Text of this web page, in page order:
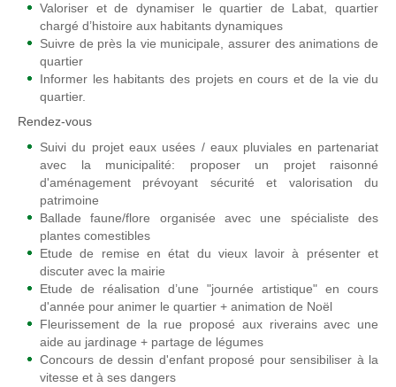
Valoriser et de dynamiser le quartier de Labat, quartier
chargé d’histoire aux habitants dynamiques
Suivre de près la vie municipale, assurer des animations de
quartier
Informer les habitants des projets en cours et de la vie du
quartier.
Rendez-vous
Suivi du projet eaux usées / eaux pluviales en partenariat
avec la municipalité: proposer un projet raisonné
d'aménagement prévoyant sécurité et valorisation du
patrimoine
Ballade faune/flore organisée avec une spécialiste des
plantes comestibles
Etude de remise en état du vieux lavoir à présenter et
discuter avec la mairie
Etude de réalisation d’une "journée artistique" en cours
d'année pour animer le quartier + animation de Noël
Fleurissement de la rue proposé aux riverains avec une
aide au jardinage + partage de légumes
Concours de dessin d'enfant proposé pour sensibiliser à la
vitesse et à ses dangers